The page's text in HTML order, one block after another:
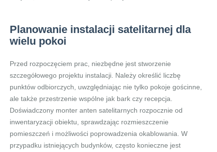
Planowanie instalacji satelitarnej dla
wielu pokoi
Przed rozpoczęciem prac, niezbędne jest stworzenie
szczegółowego projektu instalacji. Należy określić liczbę
punktów odbiorczych, uwzględniając nie tylko pokoje gościnne,
ale także przestrzenie wspólne jak bark czy recepcja.
Doświadczony monter anten satelitarnych rozpocznie od
inwentaryzacji obiektu, sprawdzając rozmieszczenie
pomieszczeń i możliwości poprowadzenia okablowania. W
przypadku istniejących budynków, często konieczne jest